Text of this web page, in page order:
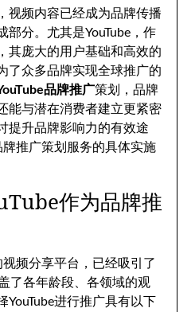
视频内容已经成为品牌传播
部分。尤其是YouTube，作
其庞大的用户基础和高效的
了众多品牌实现全球推广的
品牌推广策划，品牌
能与潜在消费者建立更紧密
提升品牌影响力的有效途
牌推广策划服务的具体实施
作为品牌推
视频分享平台，已经吸引了
了各年龄段、各领域的观
进行推广具有以下